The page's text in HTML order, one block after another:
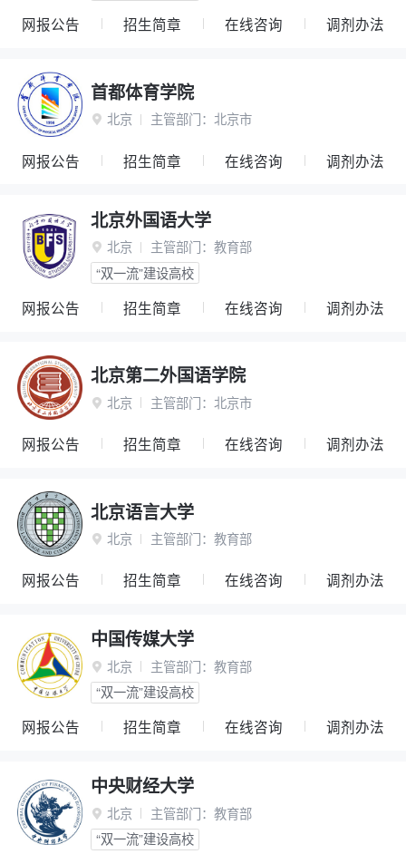
网报公告 招生简章 在线咨询 调剂办法
首都体育学院
 北京 主管部门： 北京市
网报公告 招生简章 在线咨询 调剂办法
北京外国语大学
 北京 主管部门： 教育部
“双一流”建设高校
网报公告 招生简章 在线咨询 调剂办法
北京第二外国语学院
 北京 主管部门： 北京市
网报公告 招生简章 在线咨询 调剂办法
北京语言大学
 北京 主管部门： 教育部
网报公告 招生简章 在线咨询 调剂办法
中国传媒大学
 北京 主管部门： 教育部
“双一流”建设高校
网报公告 招生简章 在线咨询 调剂办法
中央财经大学
 北京 主管部门： 教育部
“双一流”建设高校